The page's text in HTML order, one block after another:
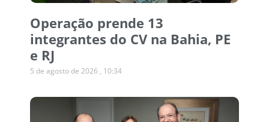
Operação prende 13
integrantes do CV na Bahia, PE
e RJ
5 de agosto de 2026 10:34